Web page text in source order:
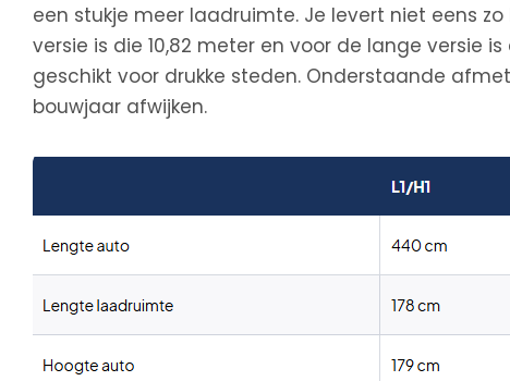
een stukje meer laadruimte. Je levert niet eens
versie is die 10,82 meter en voor de lange versie
geschikt voor drukke steden. Onderstaande
bouwjaar afwijken.